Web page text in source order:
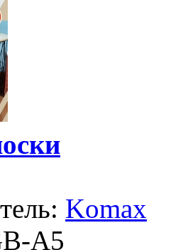
Komax
A5